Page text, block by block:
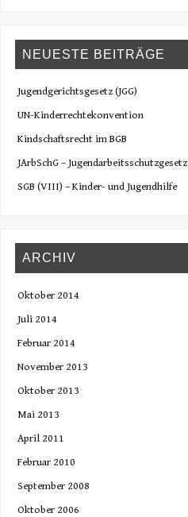
NEUESTE BEITRÄGE
Jugendgerichtsgesetz (JGG)
UN-Kinderrechtekonvention
Kindschaftsrecht im BGB
JArbSchG – Jugendarbeitsschutzgesetz
SGB (VIII) – Kinder- und Jugendhilfe
ARCHIV
Oktober 2014
Juli 2014
Februar 2014
November 2013
Oktober 2013
Mai 2013
April 2011
Februar 2010
September 2008
Oktober 2006